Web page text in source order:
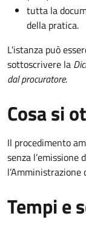
tutta la
della pratica.
L'istanza può
sottoscrivere la
dal procuratore.
Cosa si
Il procedimento
senza
l’Amministrazione
Tempi e